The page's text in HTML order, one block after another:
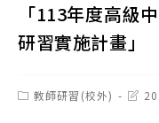
「113年度高級
研習實施計畫」
Post教師研習(校外)
Post